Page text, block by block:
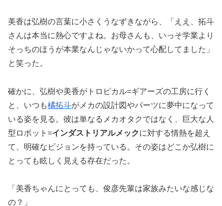
美香は弘樹の言葉に小さくうなずきながら、「ええ、拓斗
さんは本当に熱心ですよね。お母さんも、いっそ学業より
そっちのほうが本業なんじゃないかって心配してました」
と笑った。
確かに、弘樹や美香がトロピカル=ギアーズの工房に行く
と、いつも橘拓斗がメカの設計図やパーツに夢中になって
いる姿を見る。彼は単なるメカオタクではなく、巨大な人
型ロボット=インダストリアルメックに対する情熱を超え
て、明確なビジョンを持っている。その姿はどこか弘樹に
とっても眩しく見える存在だった。
「美香ちゃんにとっても、俊彦先輩は家族みたいな感じな
の？」